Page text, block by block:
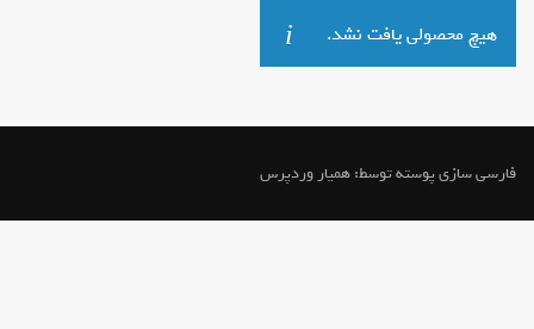
هیچ محصولی یافت نشد.
فارسی سازی پوسته توسط:همیار وردپرس